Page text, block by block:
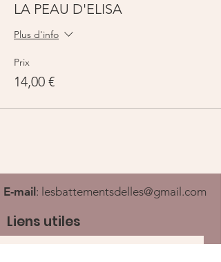
LA PEAU D'ELISA
Plus d'info
Prix
14,00 €
E-mail : lesbattementsdelles@gmail.com
Liens utiles